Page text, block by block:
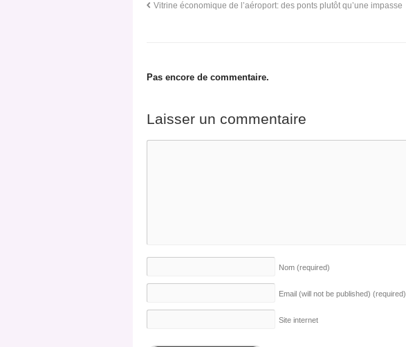
Vitrine économique de l’aéroport: des ponts plutôt qu’une impasse
Pas encore de commentaire.
Laisser un commentaire
Nom (required)
Email (will not be published) (required)
Site internet